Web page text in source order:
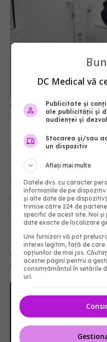
Cum se stă corect pe
17 mar 2026, 10:56
Semnul din intestin
colorectal
01 feb 2026, 17:00
DC Medical vă
Publicitate și
ale publicității și
audienței și
Stocarea și/sau
un dispozitiv
Aflați mai multe
Datele dvs. cu caracter
informațiile de pe
și alte date de pe
trimise către 224 de
specific de acest site. Noi
date exacte de localizare
Unii furnizori vă pot
interes legitim, față de
opțiunilor de mai jos.
acestei pagini pentru a
consimțământul în setările
uri.